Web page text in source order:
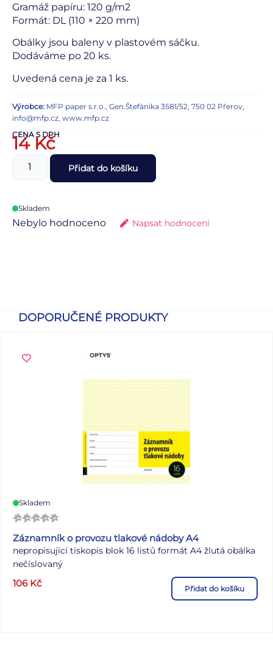
Gramáž papíru: 120 g/m2
Formát: DL (110 × 220 mm)
Obálky jsou baleny v plastovém sáčku.
Dodáváme po 20 ks.
Uvedená cena je za 1 ks.
Výrobce: MFP paper s.r.o., Gen.Štefánika 3581/52, 750 02 Přerov,
info@mfp.cz, www.mfp.cz
CENA S DPH
14Kč
Přidat do košíku
Skladem
Nebylo hodnoceno Napsat hodnocení
DOPORUČENÉ PRODUKTY
Skladem
Záznamník o provozu tlakové nádoby A4
nepropisující tiskopis blok 16 listů formát A4 žlutá obálka
nečíslovaný
106 Kč Přidat do košíku